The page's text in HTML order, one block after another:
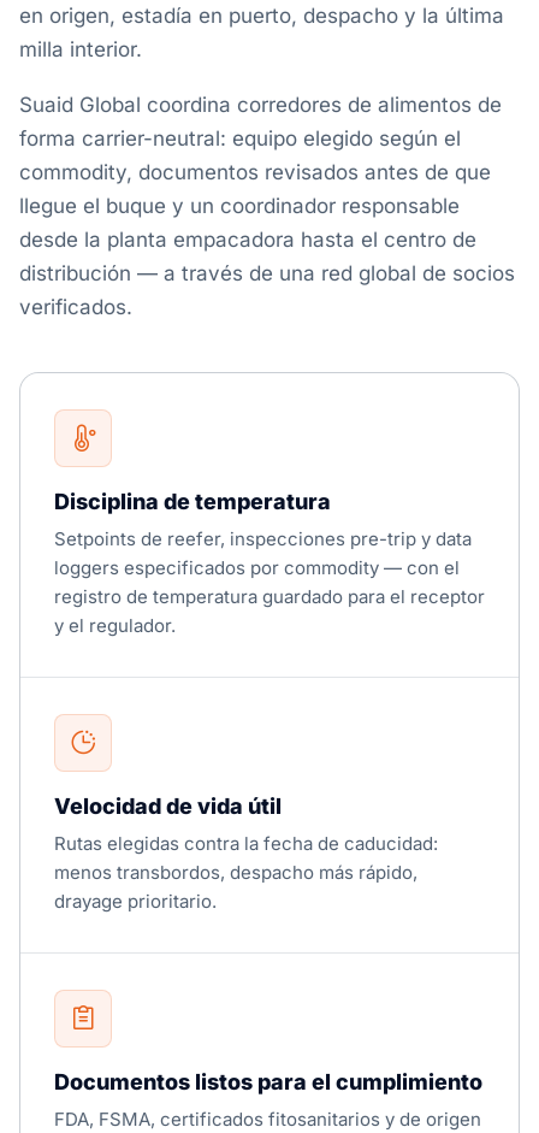
en origen, estadía en puerto, despacho y la última
milla interior.
Suaid Global coordina corredores de alimentos de
forma carrier-neutral: equipo elegido según el
commodity, documentos revisados antes de que
llegue el buque y un coordinador responsable
desde la planta empacadora hasta el centro de
distribución — a través de una red global de socios
verificados.
Disciplina de temperatura
Setpoints de reefer, inspecciones pre-trip y data
loggers especificados por commodity — con el
registro de temperatura guardado para el receptor
y el regulador.
Velocidad de vida útil
Rutas elegidas contra la fecha de caducidad:
menos transbordos, despacho más rápido,
drayage prioritario.
Documentos listos para el cumplimiento
FDA, FSMA, certificados fitosanitarios y de origen